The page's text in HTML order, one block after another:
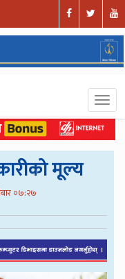
मूल्य
०७:२७